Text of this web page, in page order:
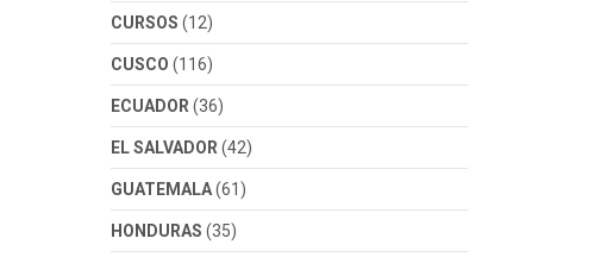
CURSOS (12)
CUSCO (116)
ECUADOR (36)
EL SALVADOR (42)
GUATEMALA(61)
HONDURAS (35)